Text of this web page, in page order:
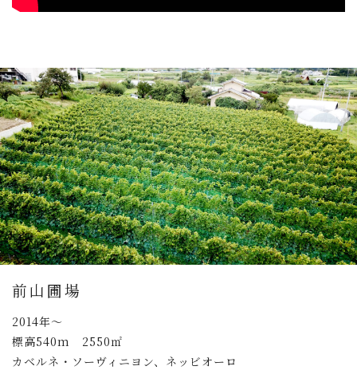
前山圃場
2014年～
標高540m 2550㎡
カベルネ・ソーヴィニヨン、ネッビオーロ